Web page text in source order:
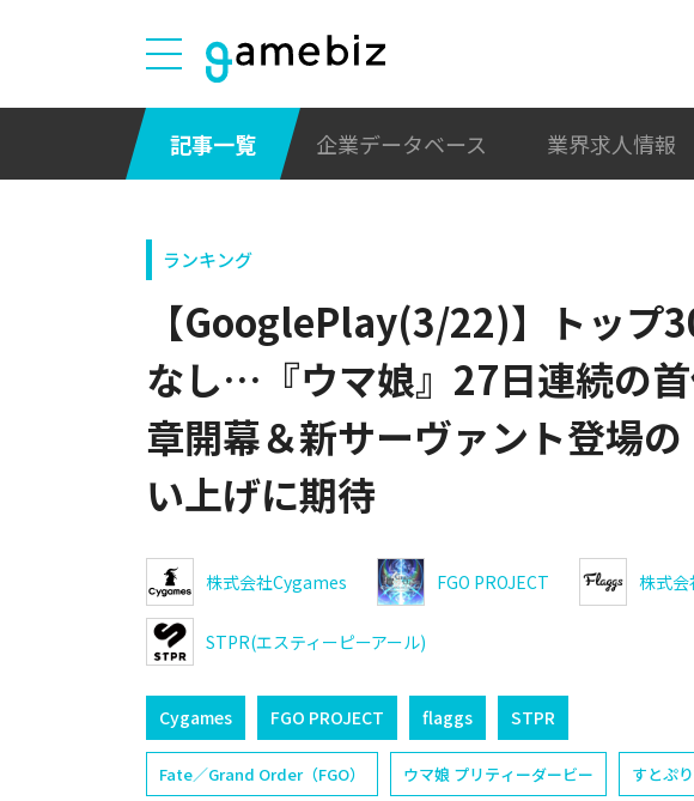
記事一覧 企業データベース 業界求人情報
ランキング
【GooglePlay(3/22)】トップ
なし…『ウマ娘』27日連続の
章開幕＆新サーヴァント登場
い上げに期待
株式会社Cygames FGO PROJECT 株式
STPR(エスティーピーアール)
Cygames FGO PROJECT flaggs STPR
Fate／Grand Order（FGO） ウマ娘 プリティーダービー すとぷ